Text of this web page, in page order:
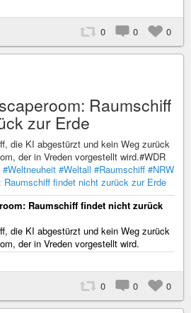
0 0 0
Raumschiff
zur Erde
die KI abgestürzt und kein Weg zurück
der in Vreden vorgestellt wird.#WDR
#Weltneuheit #Weltall #Raumschiff #NRW
findet nicht zurück zur Erde
Raumschiff findet nicht zurück
die KI abgestürzt und kein Weg zurück
der in Vreden vorgestellt wird.
0 0 0